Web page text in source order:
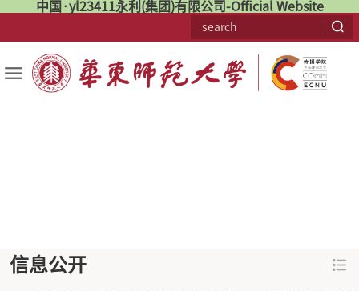
中国·yl23411永利(集团)有限公司-Official Website
信息公开